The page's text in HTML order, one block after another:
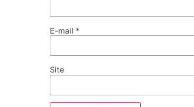
E-mail *
Site